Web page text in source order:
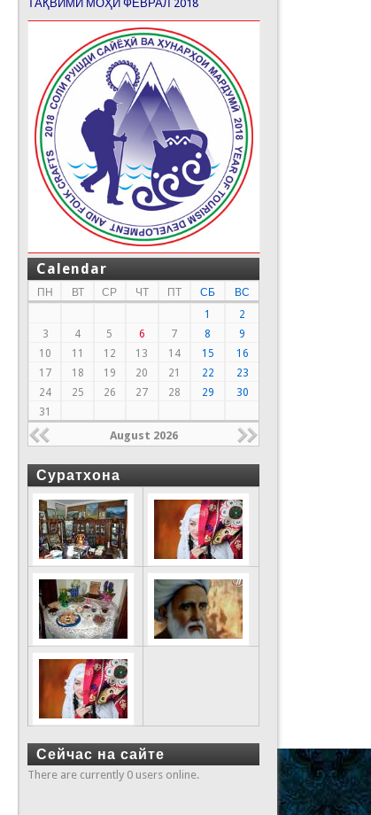
ТАҚВИМИ МОҲИ ФЕВРАЛ 2018
Calendar
ПН ВТ СР ЧТ ПТ СБ
ВС
1
2
3
4 5 6 7 8
9
10
11 12 13 14 15
16
17
18 19 20 21 22
23
24
25 26 27 28 29
30
31
August 2026
Суратхона
Сейчас на сайте
There are currently 0 users online.